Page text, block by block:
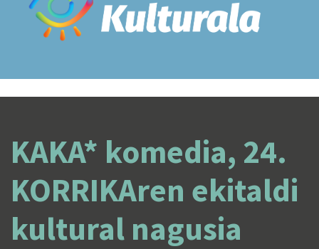
KAKA* komedia, 24.
KORRIKAren ekitaldi
kultural nagusia